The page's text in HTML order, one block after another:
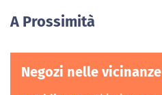
A Prossimità
Negozi nelle vicinanze